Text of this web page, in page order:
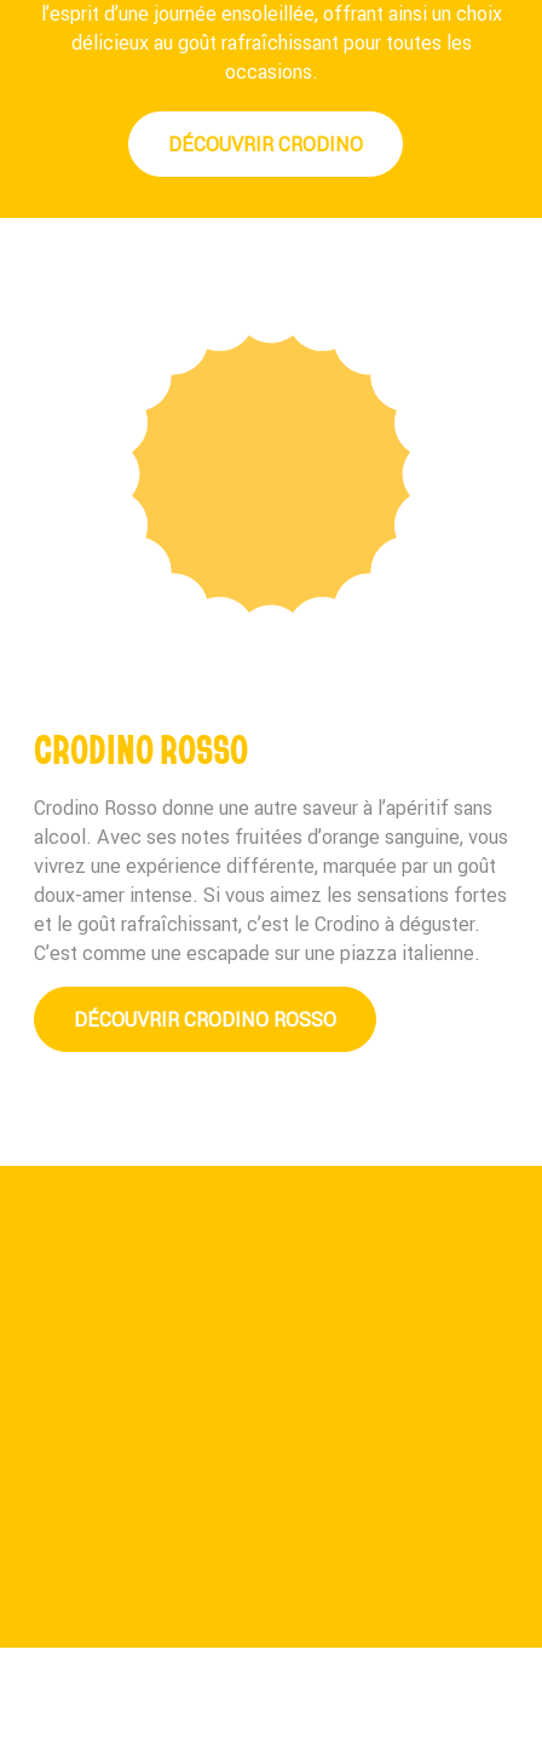
l’esprit d’une journée ensoleillée, offrant ainsi un choix
délicieux au goût rafraîchissant pour toutes les
occasions.
DÉCOUVRIR CRODINO
CRODINO ROSSO
Crodino Rosso donne une autre saveur à l’apéritif sans
alcool. Avec ses notes fruitées d’orange sanguine, vous
vivrez une expérience différente, marquée par un goût
doux-amer intense. Si vous aimez les sensations fortes
et le goût rafraîchissant, c’est le Crodino à déguster.
C’est comme une escapade sur une piazza italienne.
DÉCOUVRIR CRODINO ROSSO